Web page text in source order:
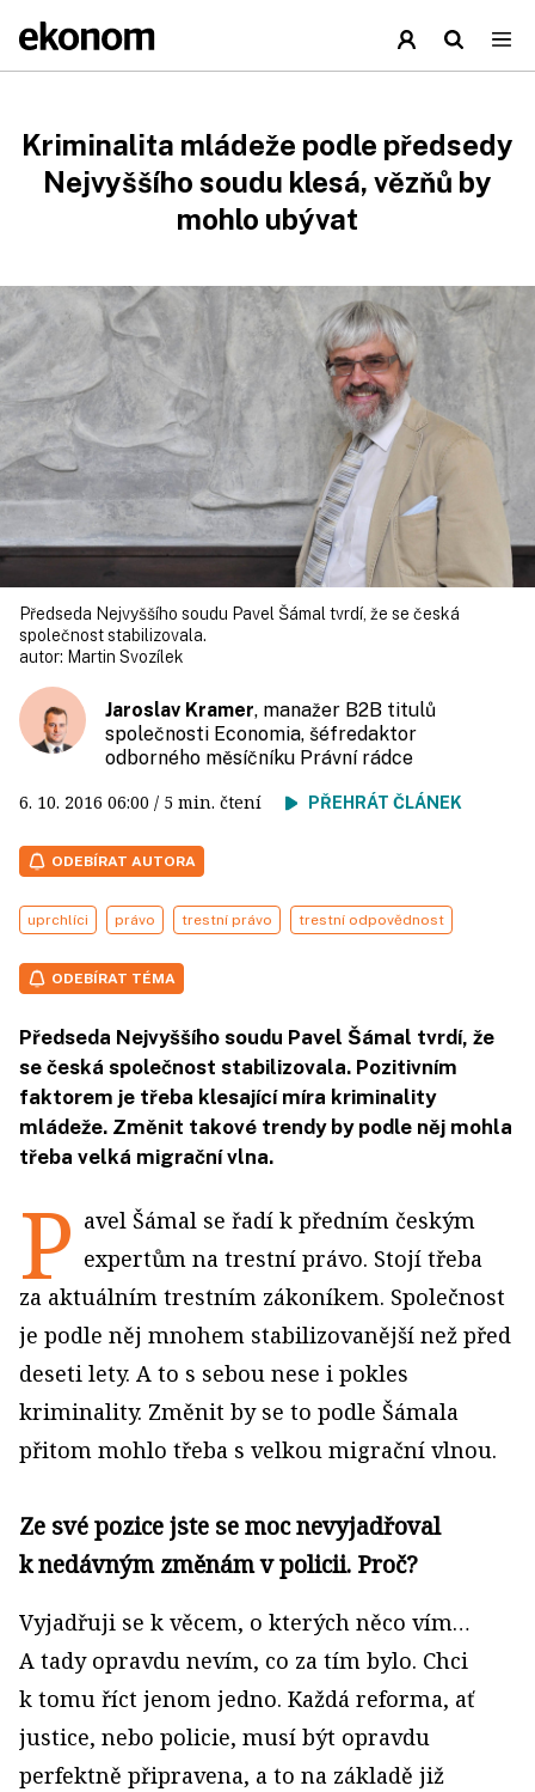
Kriminalita mládeže podle předsedy
Nejvyššího soudu klesá, vězňů by
mohlo ubývat
Předseda Nejvyššího soudu Pavel Šámal tvrdí, že se česká
společnost stabilizovala.
autor: Martin Svozílek
Jaroslav Kramer, manažer B2B titulů
společnosti Economia, šéfredaktor
odborného měsíčníku Právní rádce
6. 10. 2016 06:00 / 5 min. čtení PŘEHRÁT ČLÁNEK
ODEBÍRAT AUTORA
uprchlíci právo trestní právo trestní odpovědnost
ODEBÍRAT TÉMA
Předseda Nejvyššího soudu Pavel Šámal tvrdí, že
se česká společnost stabilizovala. Pozitivním
faktorem je třeba klesající míra kriminality
mládeže. Změnit takové trendy by podle něj mohla
třeba velká migrační vlna.
P avel Šámal se řadí k předním českým
expertům na trestní právo. Stojí třeba
za aktuálním trestním zákoníkem. Společnost
je podle něj mnohem stabilizovanější než před
deseti lety. A to s sebou nese i pokles
kriminality. Změnit by se to podle Šámala
přitom mohlo třeba s velkou migrační vlnou.
Ze své pozice jste se moc nevyjadřoval
k nedávným změnám v policii. Proč?
Vyjadřuji se k věcem, o kterých něco vím…
A tady opravdu nevím, co za tím bylo. Chci
k tomu říct jenom jedno. Každá reforma, ať
justice, nebo policie, musí být opravdu
perfektně připravena, a to na základě již